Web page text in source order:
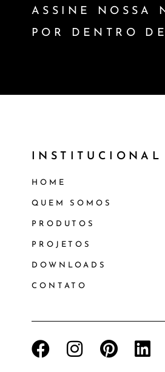
ASSINE NOSSA
POR DENTRO
INSTITUCIONAL
HOME
QUEM SOMOS
PRODUTOS
PROJETOS
DOWNLOADS
CONTATO